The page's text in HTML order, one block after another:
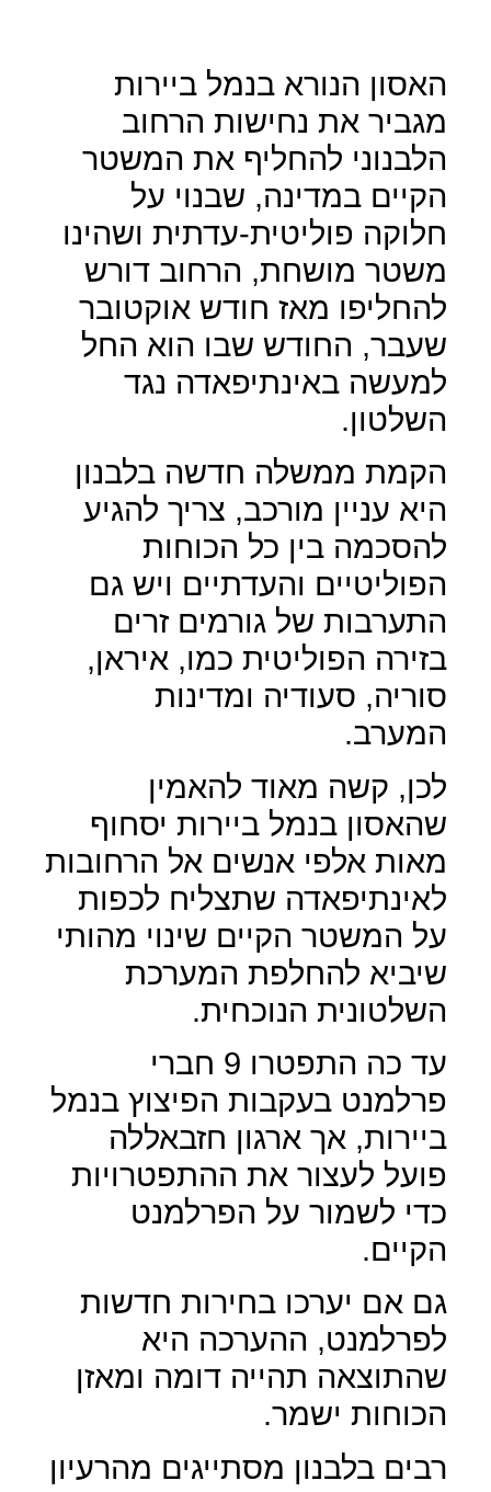
האסון הנורא בנמל ביירות
מגביר את נחישות הרחוב
הלבנוני להחליף את המשטר
הקיים במדינה, שבנוי על
חלוקה פוליטית-עדתית ושהינו
משטר מושחת, הרחוב דורש
להחליפו מאז חודש אוקטובר
שעבר, החודש שבו הוא החל
למעשה באינתיפאדה נגד
השלטון.
הקמת ממשלה חדשה בלבנון
היא עניין מורכב, צריך להגיע
להסכמה בין כל הכוחות
הפוליטיים והעדתיים ויש גם
התערבות של גורמים זרים
בזירה הפוליטית כמו, איראן,
סוריה, סעודיה ומדינות
המערב.
לכן, קשה מאוד להאמין
שהאסון בנמל ביירות יסחוף
מאות אלפי אנשים אל הרחובות
לאינתיפאדה שתצליח לכפות
על המשטר הקיים שינוי מהותי
שיביא להחלפת המערכת
השלטונית הנוכחית.
עד כה התפטרו 9 חברי
פרלמנט בעקבות הפיצוץ בנמל
ביירות, אך ארגון חזבאללה
פועל לעצור את ההתפטרויות
כדי לשמור על הפרלמנט
הקיים.
גם אם יערכו בחירות חדשות
לפרלמנט, ההערכה היא
שהתוצאה תהייה דומה ומאזן
הכוחות ישמר.
רבים בלבנון מסתייגים מהרעיון